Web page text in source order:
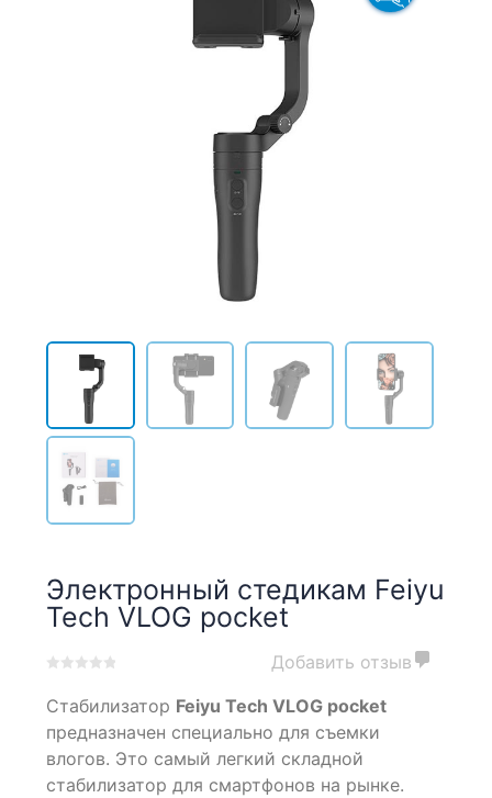
Электронный стедикам Feiyu
Tech VLOG pocket
out
based
on
customer
Добавить отзыв
Стабилизатор Feiyu Tech VLOG pocket
предназначен специально для съемки
влогов. Это самый легкий складной
стабилизатор для смартфонов на рынке.